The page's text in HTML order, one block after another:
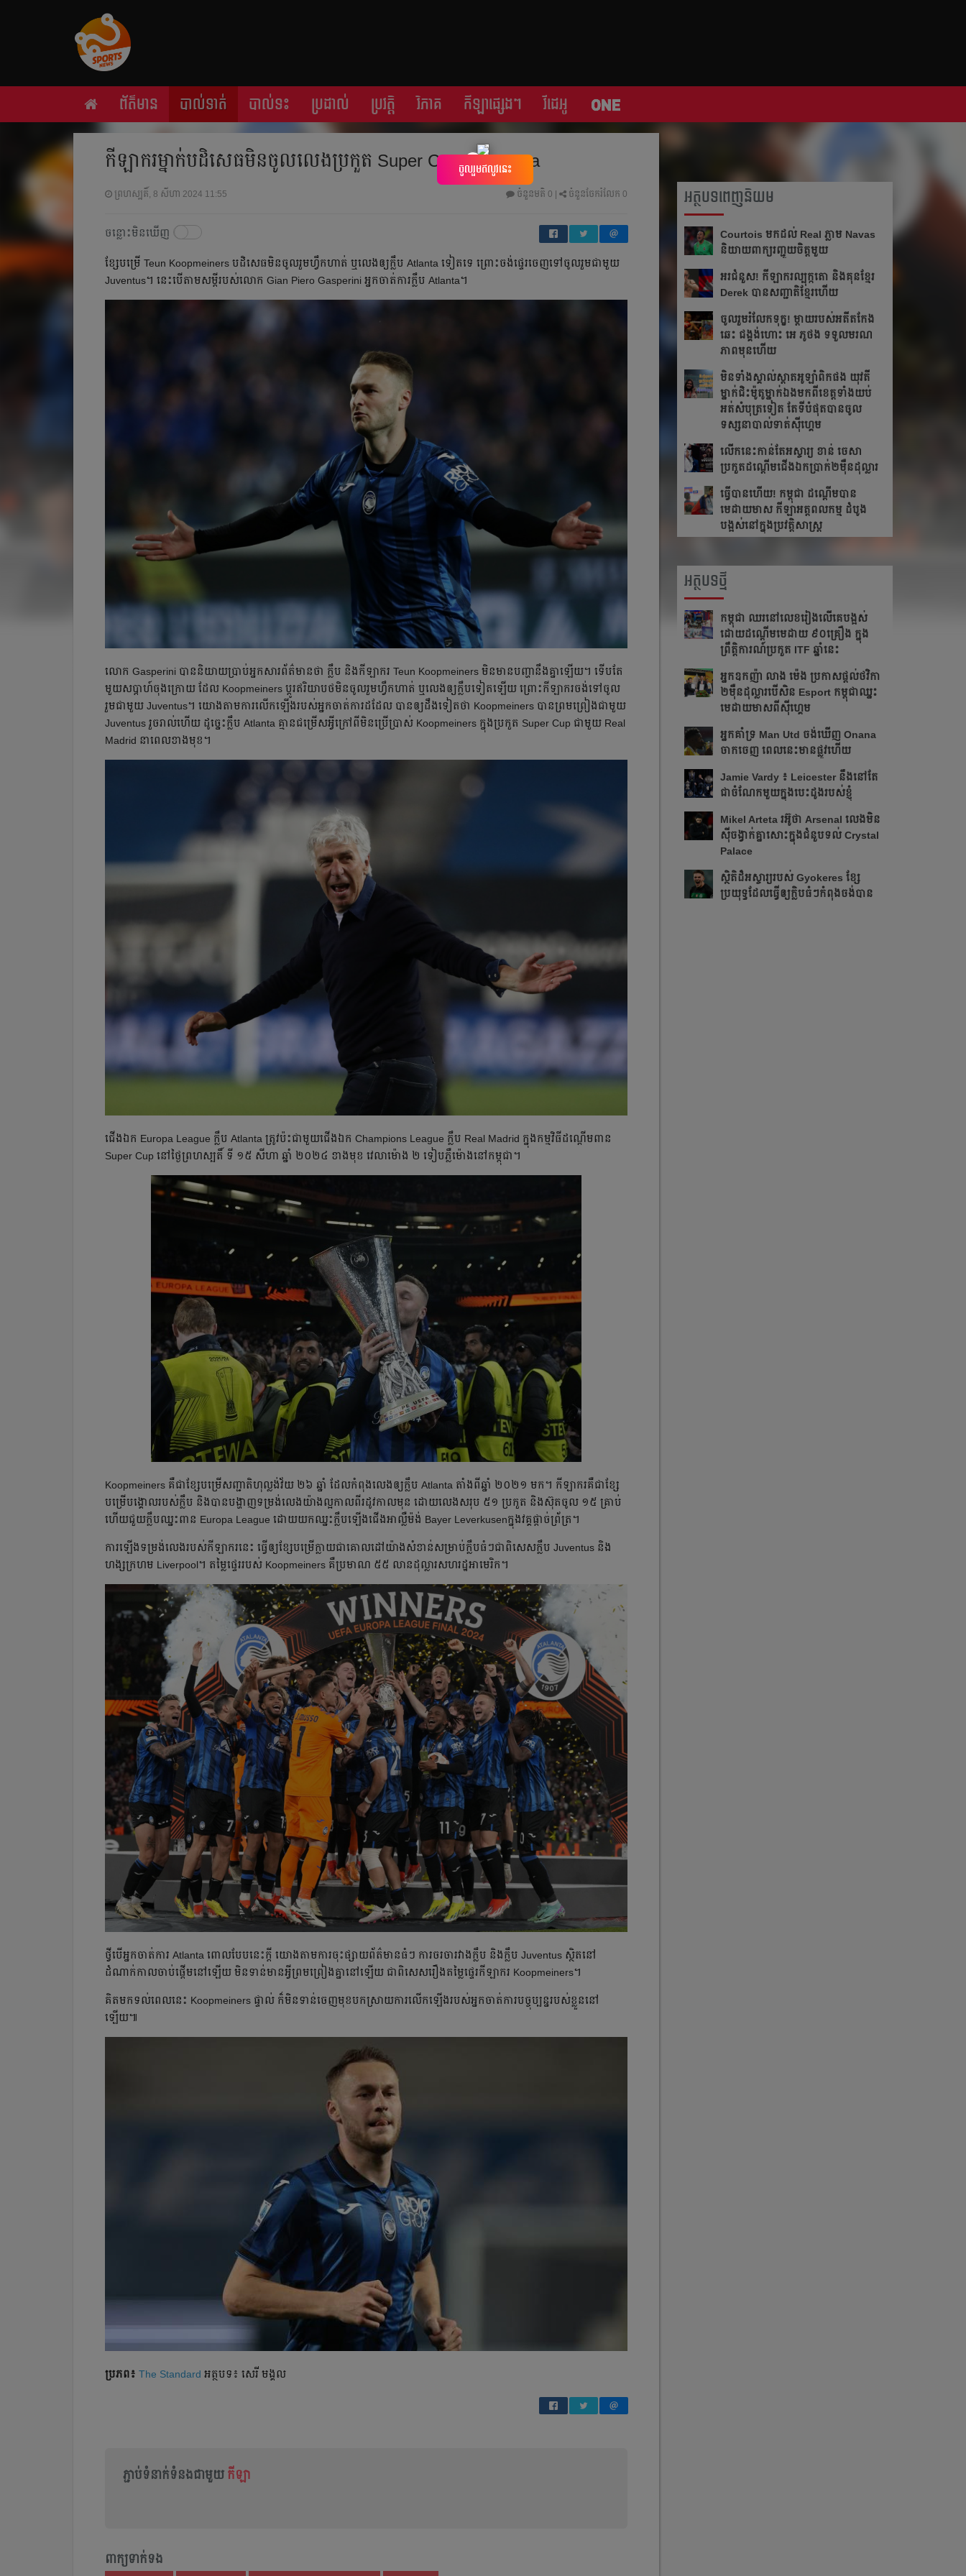
ព័ត៌មាន បាល់ទាត់ បាល់ទះ ប្រដាល់ ប្រវត្តិ​​ វិភាគ កីឡា​ផ្សេង​ៗ វីដេអូ
កីឡាករ​ម្នាក់​បដិសេធ​មិន​ចូល​លេង​ប្រកួត Super Cup ឲ្យ​ Atlanta
ព្រហស្បតិ៍, 8 សីហា 2024 11:55 ចំនួនមតិ 0 ចំនួនចែករំលែក 0
ចន្លោះមិនឃើញ
ខ្សែ​បម្រើ Teun Koopmeiners បដិសេធ​មិន​ចូល​រួម​ហ្វឹកហាត់ ឬ​លេង​ឲ្យ​ក្លឹប Atlanta ទៀត​ទេ ព្រោះ​ចង់​ផ្ទេរ​ចេញ​ទៅ​ចូល​រួម​ជាមួយ
Juventus។ នេះ​បើ​តាម​សម្ដី​របស់​លោក Gian Piero Gasperini អ្នក​ចាត់​ការ​ក្លឹប Atlanta។
លោក Gasperini បាន​និយាយ​ប្រាប់​អ្នក​សារព័ត៌មាន​ថា ក្លឹប និង​កីឡាករ Teun Koopmeiners មិន​មាន​បញ្ហា​នឹង​គ្នា​ឡើយ។ ទើប​តែ​
មួយ​សប្ដាហ៍​ចុង​ក្រោយ ដែល Koopmeiners ប្ដូរ​ឥរិយាបថ​មិន​ចូល​រួម​ហ្វឹកហាត់ ឬ​លេង​ឲ្យ​ក្លឹប​ទៀត​ឡើយ ព្រោះ​កីឡាករ​ចង់​ទៅ​ចូល​
រួម​ជាមួយ Juventus។ យោង​តាម​ការ​លើក​ឡើង​របស់​អ្នក​ចាត់​ការ​ដដែល បាន​ឲ្យ​ដឹង​ទៀត​ថា Koopmeiners បាន​ព្រមព្រៀង​ជាមួយ
Juventus រួច​រាល់​ហើយ ដូច្នេះ​ក្លឹប Atlanta គ្មាន​ជម្រើស​អ្វី​ក្រៅ​ពី​មិន​ប្រើប្រាស់ Koopmeiners ក្នុង​ប្រកួត​ Super Cup ជាមួយ Real
Madrid នា​ពេល​ខាង​មុខ។
ជើង​ឯក Europa League ក្លឹប Atlanta ត្រូវ​ប៉ះ​ជាមួយ​ជើង​ឯក Champions League ក្លឹប Real Madrid ក្នុង​កម្មវិធី​ដណ្ដើម​ពាន
Super Cup នៅ​ថ្ងៃ​ព្រហស្បតិ៍ ទី ១៥ សីហា ឆ្នាំ ២០២៤ ខាង​មុខ វេលា​ម៉ោង ២ ទៀបភ្លឺ​ម៉ោង​នៅ​កម្ពុជា។
Koopmeiners គឺ​ជា​ខ្សែ​បម្រើ​សញ្ជាតិ​ហុល្លង់​វ័យ ២៦ ឆ្នាំ ដែល​កំពុង​លេង​ឲ្យ​ក្លឹប Atlanta តាំង​ពី​ឆ្នាំ ២០២១ មក។ កីឡាករ​គឺ​ជា​ខ្សែ​
បម្រើ​បង្គោល​របស់​ក្លឹប និង​បាន​បង្ហាញ​ទម្រង់​លេង​យ៉ាង​ល្អ​កាល​ពី​រដូវ​កាល​មុន ដោយ​លេង​សរុប ៥១ ប្រកួត និង​ស៊ុត​ចូល ១៥ គ្រាប់
ហើយ​ជួយ​ក្លឹប​ឈ្នះ​ពាន Europa League ដោយ​យក​ឈ្នះ​ក្លឹប​ឡើង​ជើង​អាល្លឺម៉ង់ Bayer Leverkusenក្នុង​វគ្គ​ផ្ដាច់ព្រ័ត្រ។
ការ​ឡើង​ទម្រង់​លេង​របស់​កីឡាករ​នេះ ធ្វើ​ឲ្យ​ខ្សែ​បម្រើ​ក្លាយ​ជា​គោលដៅ​យ៉ាង​សំខាន់​សម្រាប់​ក្លឹប​ធំៗ​ជា​ពិសេស​ក្លឹប Juventus និង​
ហង្ស​ក្រហម Liverpool។ តម្លៃ​ផ្ទេរ​របស់​ Koopmeiners គឺ​ប្រមាណ ៥៥ លាន​ដុល្លារ​សហរដ្ឋអាមេរិក។
ថ្វី​បើ​អ្នក​ចាត់​ការ Atlanta ពោល​បែប​នេះ​ក្ដី យោង​តាម​ការ​ចុះ​ផ្សាយ​ព័ត៌មាន​ធំៗ ការ​ចរចា​រវាង​ក្លឹប និង​ក្លឹប Juventus ស្ថិត​នៅ​
ដំណាក់​កាល​ចាប់​ផ្ដើម​នៅ​ឡើយ មិន​ទាន់​មាន​អ្វី​ព្រមព្រៀង​គ្នា​នៅ​ឡើយ ជា​ពិសេស​រឿង​តម្លៃ​ផ្ទេរ​កីឡាករ Koopmeiners។
គិត​មក​ទល់​ពេល​នេះ Koopmeiners ផ្ទាល់ ក៏​មិន​ទាន់​ចេញ​មុខ​បកស្រាយ​ការ​លើក​ឡើង​របស់​អ្នក​ចាត់​ការ​បច្ចុប្បន្ន​របស់​ខ្លួន​នៅ​
ឡើយ៕
ប្រភព៖ The Standard អត្ថបទ៖ សេរី មង្គល
ភ្ជាប់ទំនាក់ទំនងជាមួយ កីឡា
ពាក្យទាក់ទង
អត្ថបទពេញនិយម
Courtois មក​ដល់​ Real ភ្លាម​​ Navas
និយាយ​ពាក្យ​រញ្ជួយ​ចិត្ត​មួយ​
អរ​ជំនួស!​ កីឡាករ​ល្បុក្កតោ​ និង​គុន​ខ្មែរ​
Derek​ បាន​សញ្ជាតិ​ខ្មែរ​ហើយ​
ចូលរួម​រំលែក​ទុក្ខ​! ម្ដាយ​របស់​អតីត​កែង​
ឆេះ​ ជង្គង់​ហោះ​ អេ​ ភូថង​ ទទួល​មរណ
ភាព​មុន​ហើយ
មិនទាំងស្គាល់ស្តាតអូឡាំពិកផង យុវតី
ម្នាក់ជិះម៉ូតូម្នាក់ឯងមកពីខេត្ត​ទាំង​យប់
អត់សំបុត្រទៀត តែ​ទី​បំផុត​បាន​ចូល​
ទស្សនា​បាល់ទាត់ស៊ីហ្គេម
លើក​នេះ​កាន់​តែ​អស្ចារ្យ ខាន់ ចេសា
ប្រកួត​ដណ្តើម​ជើង​ឯកប្រាក់២ម៉ឺនដុល្លារ​
ធ្វើបានហើយ! កម្ពុជា ដណ្តើមបាន
មេដាយមាស កីឡាអត្តពលកម្ម ដំបូង
បង្អស់នៅក្នុងប្រវត្តិសាស្រ្ត
អត្ថបទថ្មី
កម្ពុជា​ ឈរនៅលេខរៀងលើគេបង្អស់​
ដោយដណ្ដើមមេដាយ​ ៩០គ្រឿង ក្នុង
ព្រឹត្ដិការណ៍ប្រកួត ITF​ ឆ្នាំនេះ
អ្នក​ឧកញ៉ា លាង ម៉េង ​ប្រកាស​ផ្ដល់​ថវិកា​
២​ម៉ឺន​ដុល្លារ​បើ​សិន​​ Esport កម្ពុជា​​ឈ្នះ​​
មេដាយ​មាស​ពី​ស៊ីហ្គេម​
អ្នក​គាំទ្រ Man Utd ចង់​ឃើញ Onana
ចាកចេញ​ ពេលនេះ​មាន​ផ្លូវ​ហើយ​​
Jamie Vardy ៖ Leicester នឹង​នៅ​តែ​
ជា​ចំណែក​មួយ​ក្នុង​បេះដូង​របស់​ខ្ញុំ​
Mikel Arteta ​រអ៊ូ​ថា​​ Arsenal លេង​មិន​
ស៊ី​ចង្វាក់​គ្នា​​សោះ​ក្នុង​ជំនួប​ទល់ Crystal
Palace
​ស្ថិតិ​ដ៏​អស្ចារ្យ​​របស់ Gyokeres ខ្សែ​
ប្រយុទ្ធ​ដែល​​ធ្វើ​ឲ្យ​ក្លិប​ធំៗ​កំពុង​ចង់បាន​
×
ចូលរួមឥលូវនេះ